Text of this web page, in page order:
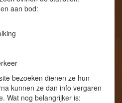
aan bod:
bezoeken dienen ze hun
kunnen ze dan info vergaren
Wat nog belangrijker is: